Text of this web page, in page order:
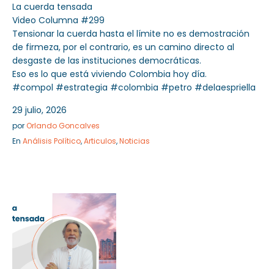
La cuerda tensada
Video Columna #299
Tensionar la cuerda hasta el límite no es demostración
de firmeza, por el contrario, es un camino directo al
desgaste de las instituciones democráticas.
Eso es lo que está viviendo Colombia hoy día.
#compol #estrategia #colombia #petro #delaespriella
29 julio, 2026
por Orlando Goncalves
En Análisis Político,Articulos,Noticias